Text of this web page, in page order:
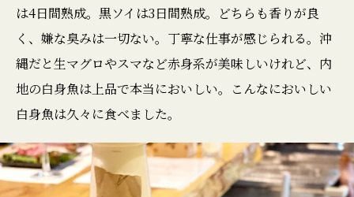
は4日間熟成。黒ソイは3日間熟成。どちらも香りが良
く、嫌な臭みは一切ない。丁寧な仕事が感じられる。沖
縄だと生マグロやスマなど赤身系が美味しいけれど、内
地の白身魚は上品で本当においしい。こんなにおいしい
白身魚は久々に食べました。